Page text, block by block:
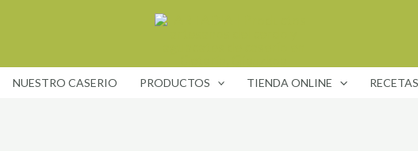
NUESTRO CASERIO PRODUCTOS TIENDA ONLINE RECETAS